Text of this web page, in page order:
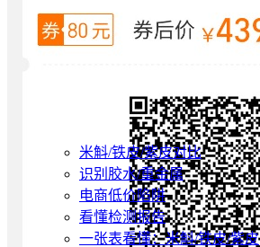
米斛/铁皮/紫皮对比
识别胶水/重金属
电商低价陷阱
看懂检测报告
一张表看懂：米斛/铁皮/紫皮